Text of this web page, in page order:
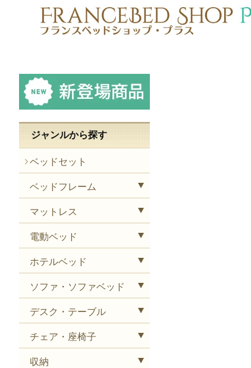
ジャンルから探す
ベッドセット
ベッドフレーム
マットレス
電動ベッド
ホテルベッド
ソファ・ソファベッド
デスク・テーブル
チェア・座椅子
収納